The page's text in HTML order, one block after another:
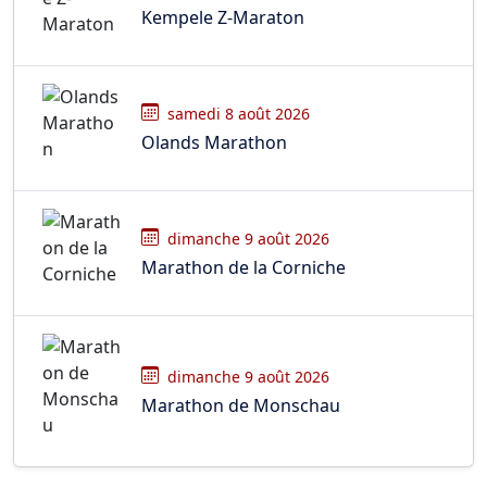
Kempele Z-Maraton
samedi 8 août 2026
Olands Marathon
dimanche 9 août 2026
Marathon de la Corniche
dimanche 9 août 2026
Marathon de Monschau